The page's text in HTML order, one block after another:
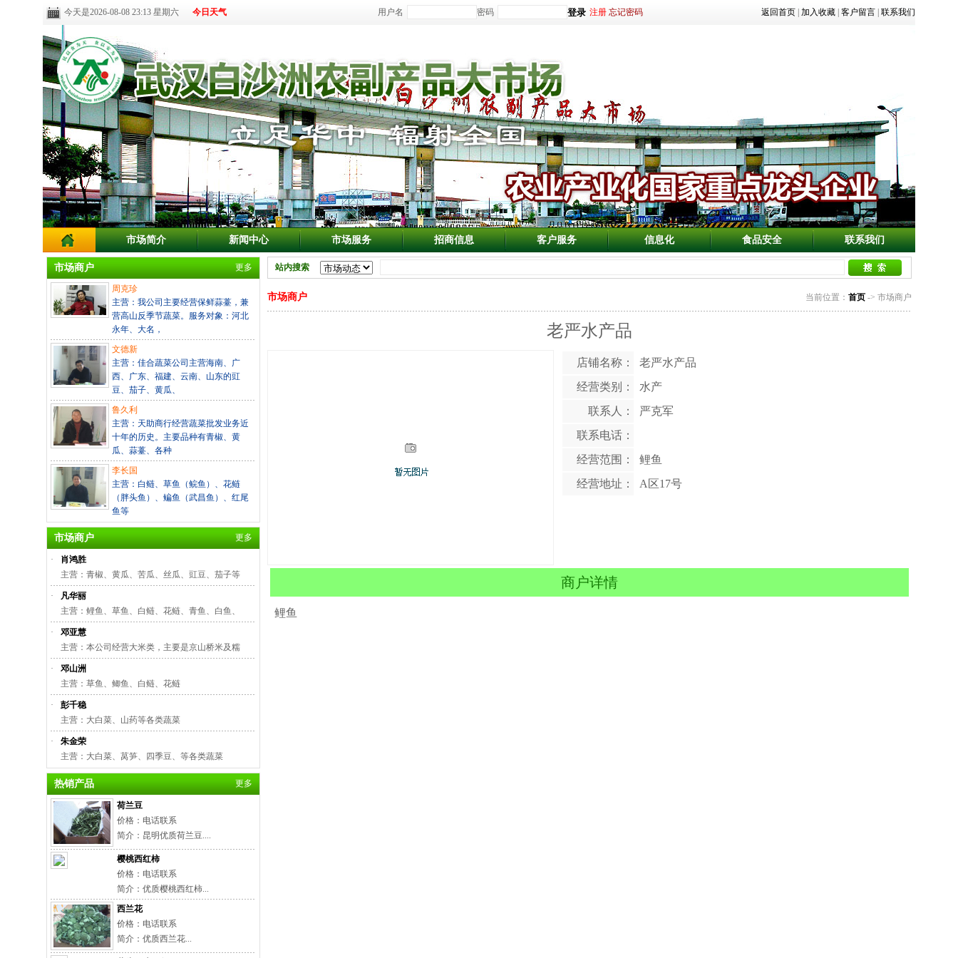
今天是2026-08-08 23:13 星期六 今日天气 用户名 密码 注册 忘记密码 返回首页 加入收藏 客户留言 联系我们
市场简介 新闻中心 市场服务 招商信息 客户服务 信息化 食品安全 联系我们
市场商户 更多
周克珍
主营：我公司主要经营保鲜蒜薹，兼
营高山反季节蔬菜。服务对象：河北
永年、大名，
文德新
主营：佳合蔬菜公司主营海南、广
西、广东、福建、云南、山东的豇
豆、茄子、黄瓜、
鲁久利
主营：天助商行经营蔬菜批发业务近
十年的历史。主要品种有青椒、黄
瓜、蒜薹、各种
李长国
主营：白鲢、草鱼（鲩鱼）、花鲢
（胖头鱼）、鳊鱼（武昌鱼）、红尾
鱼等
市场商户 更多
·
肖鸿胜
主营：青椒、黄瓜、苦瓜、丝瓜、豇豆、茄子等
·
凡华丽
主营：鲤鱼、草鱼、白鲢、花鲢、青鱼、白鱼、
·
邓亚慧
主营：本公司经营大米类，主要是京山桥米及糯
·
邓山洲
主营：草鱼、鲫鱼、白鲢、花鲢
·
彭千稳
主营：大白菜、山药等各类蔬菜
·
朱金荣
主营：大白菜、莴笋、四季豆、等各类蔬菜
热销产品 更多
荷兰豆
价格：电话联系
简介：昆明优质荷兰豆....
樱桃西红柿
价格：电话联系
简介：优质樱桃西红柿...
西兰花
价格：电话联系
简介：优质西兰花...
站内搜索
市场商户 当前位置： 首页 -> 市场商户
老严水产品
店铺名称：
老严水产品
经营类别：
水产
联系人：
严克军
联系电话：
经营范围：
鲤鱼
经营地址：
A区17号
商户详情
鲤鱼